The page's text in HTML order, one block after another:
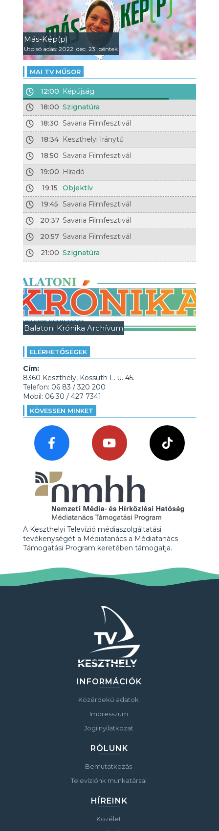
Más-Kép(p)
Utolsó adás: 2022. dec. 23. péntek
MAI TV MŰSOR
12:00 Képújság
18:00 Szignatúra
18:30 Savaria Filmfesztivál
18:34 Keszthelyi Iránytű
18:50 Savaria Filmfesztivál
19:00 Híradó
19:15
Objektív
19:45
Savaria Filmfesztivál
20:37 Savaria Filmfesztivál
20:57 Savaria Filmfesztivál
21:00 Szignatúra
Balatoni Krónika Archívum
ELÉRHETŐSÉGEK
Cím:
8360 Keszthely, Kossuth L. u. 45.
Telefon: 06 83 / 320 200
Mobil: 06 30 / 427 7341
KÖVESSEN MINKET
A Keszthelyi Televízió médiaszolgáltatási
tevékenységét a Médiatanács a Médiatanács
Támogatási Program keretében támogatja.
INFORMÁCIÓK
Közérdekű adatok
Impresszum
Jogi nyilatkozat
RÓLUNK
Bemutatkozás
Televíziónk munkatársai
HÍREINK
Közélet